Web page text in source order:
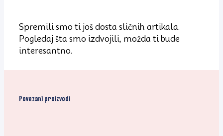
Spremili smo ti još dosta sličnih artikala.
Pogledaj šta smo izdvojili, možda ti bude
interesantno.
Povezani proizvodi